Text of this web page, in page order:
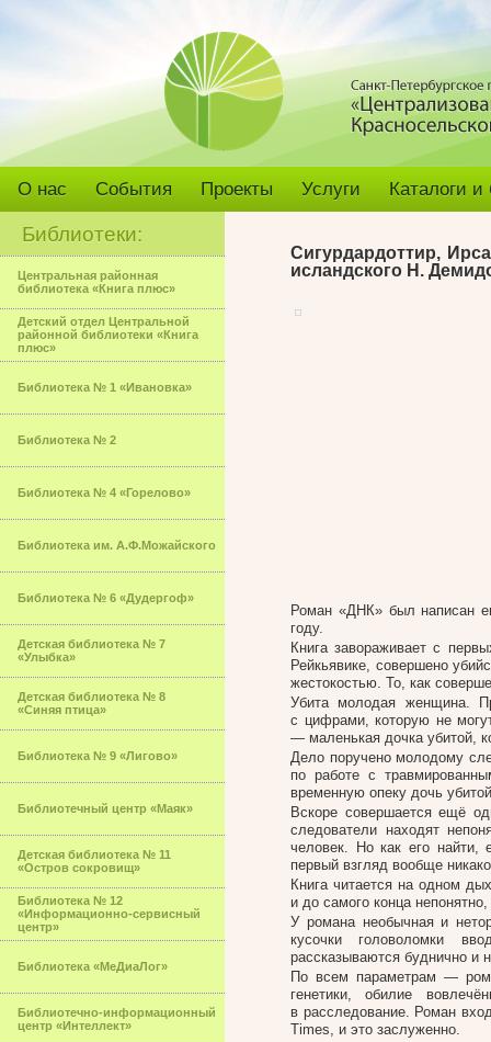
О нас События Проекты Услуги Каталоги
Библиотеки:
Центральная районная
библиотека «Книга плюс»
Детский отдел Центральной
районной библиотеки «Книга
плюс»
Библиотека № 1 «Ивановка»
Библиотека № 2
Библиотека № 4 «Горелово»
Библиотека им. А.Ф.Можайского
Библиотека № 6 «Дудергоф»
Детская библиотека № 7
«Улыбка»
Детская библиотека № 8
«Синяя птица»
Библиотека № 9 «Лигово»
Библиотечный центр «Маяк»
Детская библиотека № 11
«Остров сокровищ»
Библиотека № 12
«Информационно-сервисный
центр»
Библиотека «МеДиаЛог»
Библиотечно-информационный
центр «Интеллект»
Сигурдардоттир,
исландского Н.
Роман «ДНК» был написан
году.
Книга завораживает с
Рейкьявике, совершено
жестокостью. То, как
Убита молодая женщина.
с цифрами, которую не
— маленькая дочка убитой,
Дело поручено молодому
по работе с
временную опеку дочь
Вскоре совершается ещё
следователи находят
человек. Но как его
первый взгляд вообще
Книга читается на одном
и до самого конца
У романа необычная и
кусочки головоломки
рассказываются буднично и
По всем параметрам —
генетики, обилие
в расследование. Роман
Times, и это заслуженно.